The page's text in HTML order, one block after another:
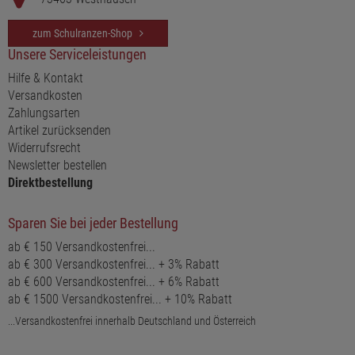
zum Schulranzen-Shop
Unsere Serviceleistungen
Hilfe & Kontakt
Versandkosten
Zahlungsarten
Artikel zurücksenden
Widerrufsrecht
Newsletter bestellen
Direktbestellung
Sparen Sie bei jeder Bestellung
ab € 150 Versandkostenfrei...
ab € 300 Versandkostenfrei... + 3% Rabatt
ab € 600 Versandkostenfrei... + 6% Rabatt
ab € 1500 Versandkostenfrei... + 10% Rabatt
...Versandkostenfrei innerhalb Deutschland und Österreich